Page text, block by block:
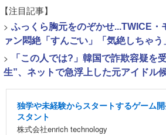
【注目記事】
> ふっくら胸元をのぞかせ...TWICE・
ァン悶絶「すんごい」「気絶しちゃう
>
「この人では?」韓国で詐欺容疑を
生”、ネットで急浮上した元アイドル
独学や未経験からスタートするゲーム
スタント
株式会社enrich technology